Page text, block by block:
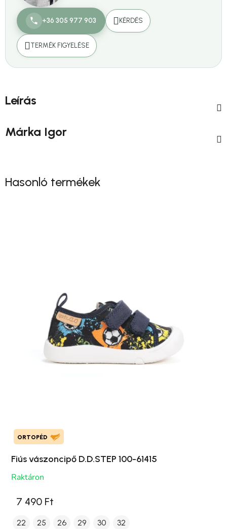
+36 305 977 903 KÉRDÉS
TERMÉK FIGYELÉSE
Leírás
Márka Igor
Hasonló termékek
ORTOPÉD
Fiús vászoncipő D.D.STEP 100-61415
Raktáron
7 490 Ft
22 25 26 29 30 32